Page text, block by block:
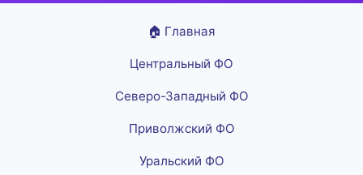
🏠 Главная
Центральный ФО
Северо-Западный ФО
Приволжский ФО
Уральский ФО